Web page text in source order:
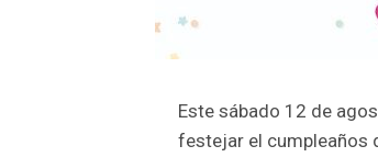
Este sábado 12 de
festejar el cumpleaños